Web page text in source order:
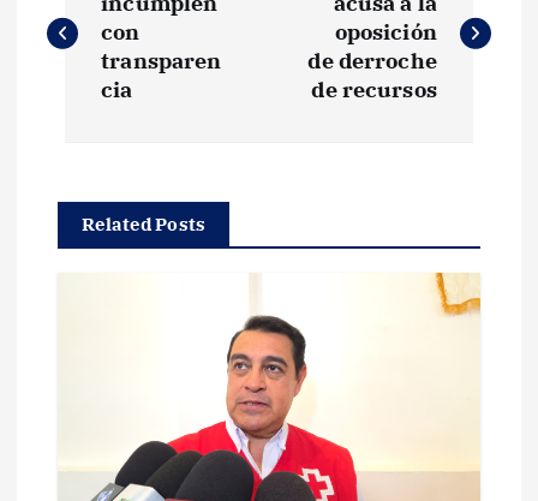
a
g
a
n
con
transparen
cia
oposición
de derroche
de recursos
Related Posts